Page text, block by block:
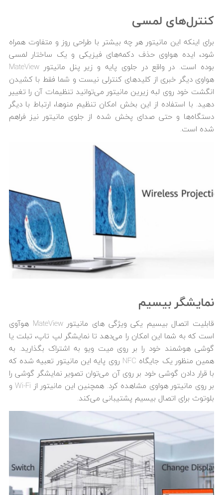
کنترل‌های لمسی
برای اینکه این مانیتور هر چه بیشتر با طراحی روز و متفاوت همراه
شود، ایده هواوی حذف دکمه‌های فیزیکی و یک ساختار لمسی
بوده است. در واقع در جلوی پایه و زیر پنل مانیتور MateView
هواوی دیگر خبری از کلیدهای کنترلی نیست و شما فقط با کشیدن
انگشت خود روی لبه زیرین مانیتور می‌توانید تنظیمات آن را تغییر
دهید. با استفاده از این بخش امکان تنظیم منوها، ارتباط با دیگر
دستگاه‌‎ها و حتی صدای پخش شده از جلوی مانیتور نیز فراهم
شده است.
نمایشگر بی­سیم
قابلیت اتصال بی­سیم یکی ویژگی های مانیتور MateView هوآوی
است که به شما این امکان را می‌دهد تا نمایشگر لپ تاپ، تبلت یا
گوشی هوشمند خود را بر روی میت ویو به اشتراک بگذارید. به
همین منظور یک جایگاه NFC روی پایه این مانیتور تعبیه شده که
با قرار دادن گوشی خود بر روی آن می‌توان تصویر نمایشگر گوشی را
بر روی مانیتور هواوی مشاهده کرد. همچنین این مانیتور از Wi-Fi و
بلوتوث برای اتصال بی­سیم پشتیبانی می‌کند.